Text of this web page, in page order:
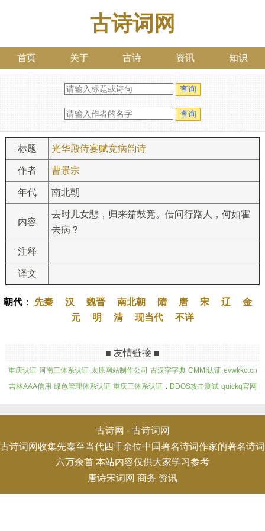
古诗词网
首页 关于 古诗 资讯 知识
标题 光华殿侍宴赋竞病韵诗
作者 曹景宗
年代 南北朝
内容
去时儿女悲，归来笳鼓竞。借问行路人，何如霍
去病？
注释
译文
朝代 ： 先秦 汉 魏晋 南北朝 隋 唐 宋 辽
金
元
明 清 现当代 不详
■ 友情链接 ■
重庆认证 河南三体系认证 太原网站制作公司 古汉字字典 CMMI认证 evwkko.cn
吉林AAA信用 绿色管理体系认证 重庆三体系认证 . DDOS攻击测试 quickq官网
古诗网 - 古诗词网
古诗词网收集先秦至当代四千余位中国著名诗词作家的著名诗词
六万余首 本站内容仅供大家学习参考
唐诗宋词网 商务 资讯